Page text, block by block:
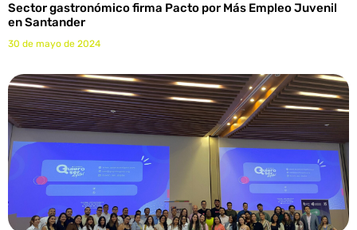
Sector gastronómico firma Pacto por Más Empleo Juvenil
en Santander
30 de mayo de 2024